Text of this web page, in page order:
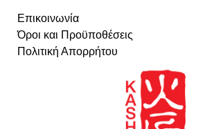
Επικοινωνία
Όροι και Προϋποθέσεις
Πολιτική Απορρήτου